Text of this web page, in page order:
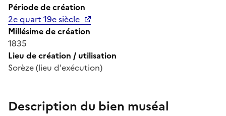
Période de création
2e quart 19e siècle
Millésime de création
1835
Lieu de création / utilisation
Sorèze (lieu d'exécution)
Description du bien muséal